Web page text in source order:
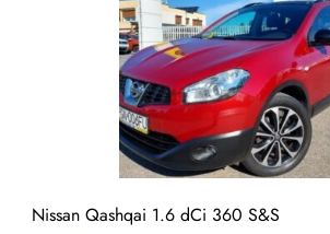
Nissan Qashqai 1.6 dCi 360 S&S